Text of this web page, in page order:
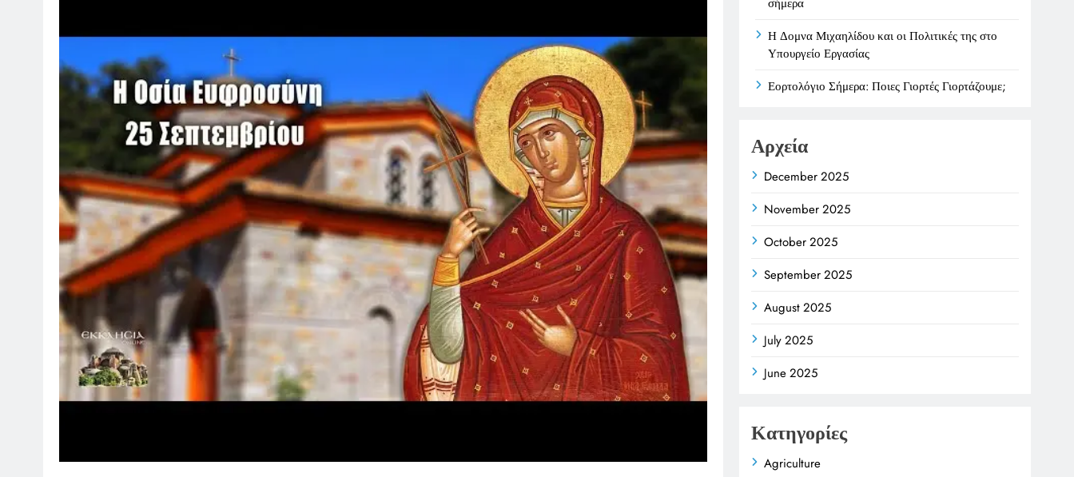
Η Δομνα Μιχαηλίδου και οι Πολιτικές της στο
Υπουργείο Εργασίας
Εορτολόγιο Σήμερα: Ποιες Γιορτές Γιορτάζουμε;
Αρχεία
December 2025
November 2025
October 2025
September 2025
August 2025
July 2025
June 2025
Κατηγορίες
Agriculture